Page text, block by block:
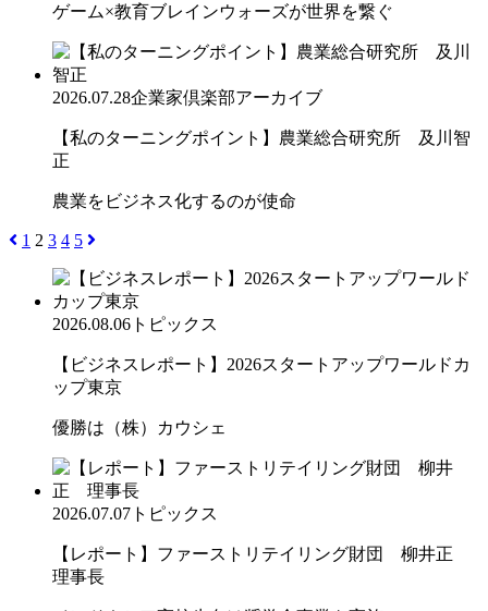
ゲーム×教育ブレインウォーズが世界を繋ぐ
2026.07.28企業家倶楽部アーカイブ
【私のターニングポイント】農業総合研究所 及川智
正
農業をビジネス化するのが使命
1 2 3 4 5
2026.08.06 トピックス
【ビジネスレポート】2026スタートアップワールドカ
ップ東京
優勝は（株）カウシェ
2026.07.07 トピックス
【レポート】ファーストリテイリング財団 柳井正
理事長